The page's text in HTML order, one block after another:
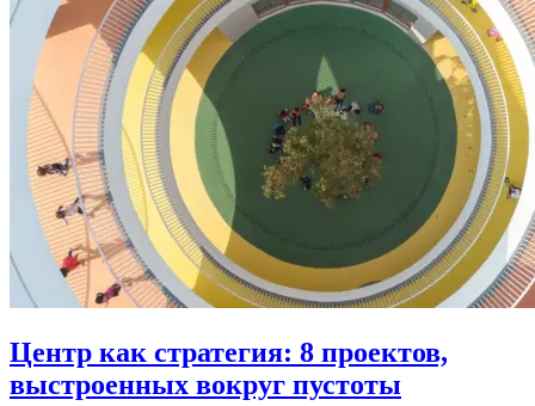
Центр как стратегия: 8 проектов,
выстроенных вокруг пустоты